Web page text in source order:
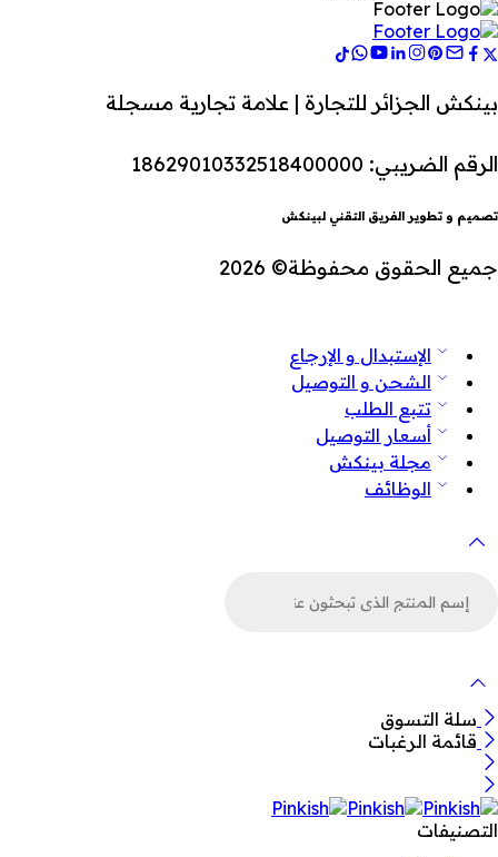
بينكش الجزائر للتجارة | علامة تجارية مسجلة
الرقم الضريبي: 18629010332518400000
تصميم و تطوير الفريق التقني لبينكش
جميع الحقوق محفوظة© 2026
الإستبدال و الإرجاع
الشحن و التوصيل
تتبع الطلب
أسعار التوصيل
مجلة بينكش
الوظائف
سلة التسوق
قائمة الرغبات
التصنيفات